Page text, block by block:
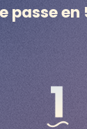
passe en